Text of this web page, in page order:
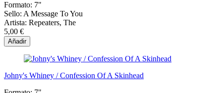
Formato: 7"
Sello: A Message To You
Artista: Repeaters, The
5,00 €
Añadir
Johny's Whiney / Confession Of A Skinhead